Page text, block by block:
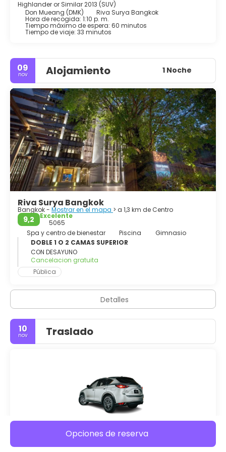
Opciones de reserva
hippies.
Bangkok es una gran metrópolis en expansión, ruidosas y
concurridas pero ala vez pacífica y delicada. Es uno de los
principales destinos del mundo que uno tiene que visitar
Highlander or Similar 2013 (SUV)
Don Mueang (DMK)
Riva Surya Bangkok
Hora de recogida: 1:10 p. m.
Tiempo máximo de espera: 60 minutos
Tiempo de viaje: 33 minutos
09
nov Alojamiento 1 Noche
Riva Surya Bangkok
Bangkok - Mostrar en el mapa > a 1,3 km de Centro
9,2
Excelente
5065
Spa y centro de bienestar
Piscina
Gimnasio
DOBLE 1 O 2 CAMAS SUPERIOR
CON DESAYUNO
Cancelacion gratuita
Pública
Detalles
10
nov Traslado